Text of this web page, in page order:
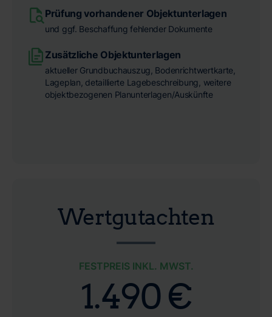
Wertgutachten
FESTPREIS INKL. MWST.
1.490 €
Prüfung vorhandener Objektunterlagen
und ggf. Beschaffung fehlender Dokumente
Zusätzliche Objektunterlagen
aktueller Grundbuchauszug, Bodenrichtwertkarte,
Lageplan, detaillierte Lagebeschreibung, weitere
objektbezogenen Planunterlagen/Auskünfte